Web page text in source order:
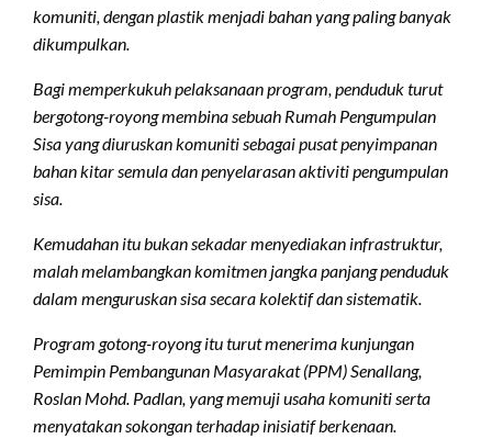
komuniti, dengan plastik menjadi bahan yang paling banyak
dikumpulkan.
Bagi memperkukuh pelaksanaan program, penduduk turut
bergotong-royong membina sebuah Rumah Pengumpulan
Sisa yang diuruskan komuniti sebagai pusat penyimpanan
bahan kitar semula dan penyelarasan aktiviti pengumpulan
sisa.
Kemudahan itu bukan sekadar menyediakan infrastruktur,
malah melambangkan komitmen jangka panjang penduduk
dalam menguruskan sisa secara kolektif dan sistematik.
Program gotong-royong itu turut menerima kunjungan
Pemimpin Pembangunan Masyarakat (PPM) Senallang,
Roslan Mohd. Padlan, yang memuji usaha komuniti serta
menyatakan sokongan terhadap inisiatif berkenaan.